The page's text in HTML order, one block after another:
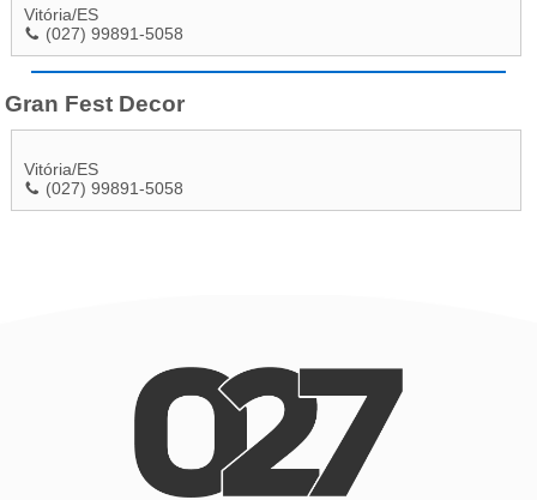
Vitória/ES
(027) 99891-5058
Gran Fest Decor
Vitória/ES
(027) 99891-5058